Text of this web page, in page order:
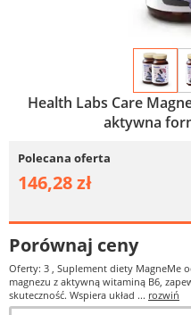
Health Labs Care
aktywna
Polecana oferta
146,28 zł
Porównaj ceny
Oferty: 3 , Suplement diety MagneMe
magnezu z aktywną witaminą B6,
skuteczność. Wspiera układ ... rozwiń